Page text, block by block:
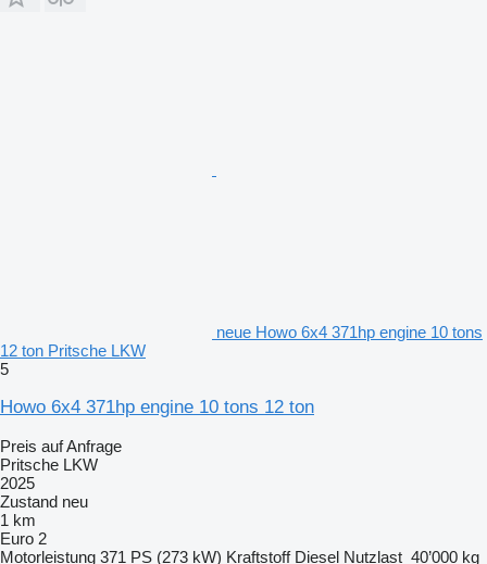
neue Howo 6x4 371hp engine 10 tons
12 ton Pritsche LKW
5
Howo 6x4 371hp engine 10 tons 12 ton
Preis auf Anfrage
Pritsche LKW
2025
Zustand neu
1 km
Euro 2
Motorleistung 371 PS (273 kW) Kraftstoff Diesel Nutzlast 40’000 kg